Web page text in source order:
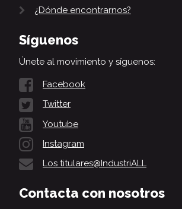
¿Dónde encontrarnos?
Síguenos
Únete al movimiento y síguenos:
Facebook
Twitter
Youtube
Instagram
Los titulares@IndustriALL
Contacta con nosotros